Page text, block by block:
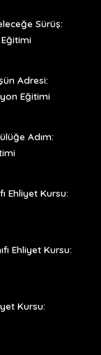
Sürüş:
Adresi:
Eğitimi
Adım:
Ehliyet Kursu:
Ehliyet Kursu:
Kursu: